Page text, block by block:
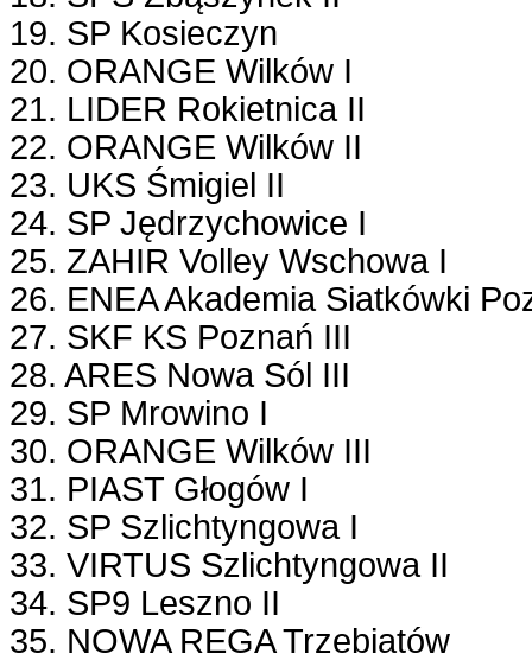
19. SP Kosieczyn
20. ORANGE Wilków I
21. LIDER Rokietnica II
22. ORANGE Wilków II
23. UKS Śmigiel II
24. SP Jędrzychowice I
25. ZAHIR Volley Wschowa I
26. ENEA Akademia Siatkówki
27. SKF KS Poznań III
28. ARES Nowa Sól III
29. SP Mrowino I
30. ORANGE Wilków III
31. PIAST Głogów I
32. SP Szlichtyngowa I
33. VIRTUS Szlichtyngowa II
34. SP9 Leszno II
35. NOWA REGA Trzebiatów